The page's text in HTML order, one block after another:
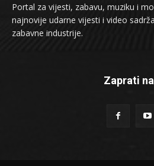
Portal za vijesti, zabavu, muziku i
najnovije udarne vijesti i video
zabavne industrije.
Zaprati